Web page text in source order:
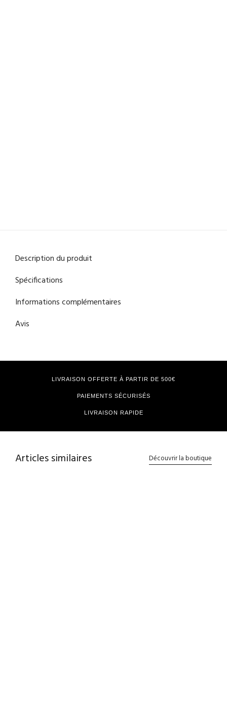
Description du produit
Spécifications
Informations complémentaires
Avis
LIVRAISON OFFERTE À PARTIR DE 500€
PAIEMENTS SÉCURISÉS
LIVRAISON RAPIDE
Articles similaires Découvrir la boutique